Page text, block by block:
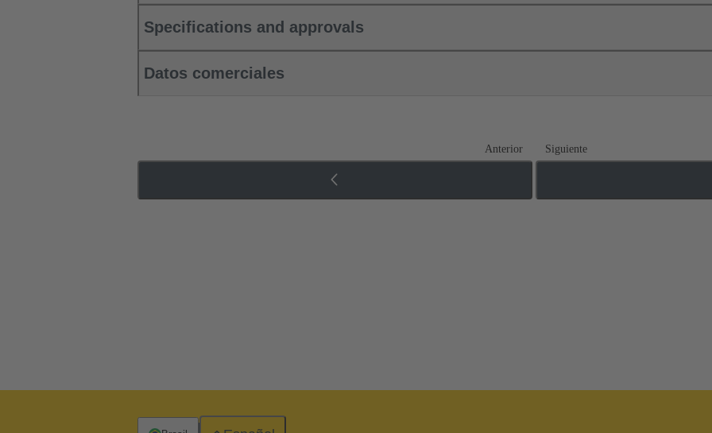
Specifications and approvals
Datos comerciales
Anterior Siguiente